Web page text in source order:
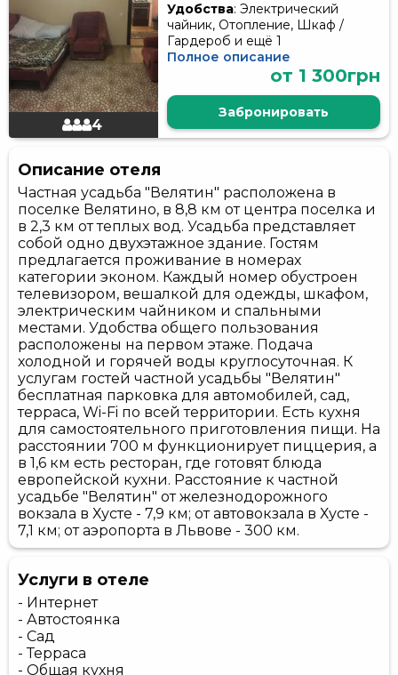
4
Удобства: Электрический
чайник, Отопление, Шкаф /
Гардероб и ещё 1
Полное описание
от 1 300грн
Забронировать
Описание отеля
Частная усадьба "Велятин" расположена в
поселке Велятино, в 8,8 км от центра поселка и
в 2,3 км от теплых вод. Усадьба представляет
собой одно двухэтажное здание. Гостям
предлагается проживание в номерах
категории эконом. Каждый номер обустроен
телевизором, вешалкой для одежды, шкафом,
электрическим чайником и спальными
местами. Удобства общего пользования
расположены на первом этаже. Подача
холодной и горячей воды круглосуточная. К
услугам гостей частной усадьбы "Велятин"
бесплатная парковка для автомобилей, сад,
терраса, Wi-Fi по всей территории. Есть кухня
для самостоятельного приготовления пищи. На
расстоянии 700 м функционирует пиццерия, а
в 1,6 км есть ресторан, где готовят блюда
европейской кухни. Расстояние к частной
усадьбе "Велятин" от железнодорожного
вокзала в Хусте - 7,9 км; от автовокзала в Хусте -
7,1 км; от аэропорта в Львове - 300 км.
Услуги в отеле
- Интернет
- Автостоянка
- Сад
- Терраса
- Общая кухня